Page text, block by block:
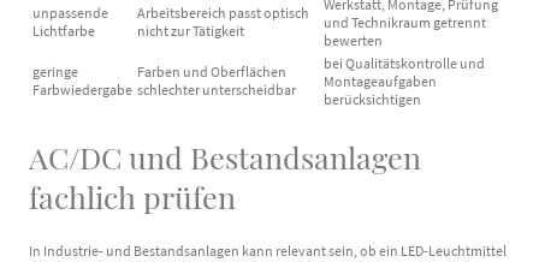
unpassende
Lichtfarbe
Arbeitsbereich passt optisch
nicht zur Tätigkeit
Werkstatt, Montage, Prüfung
und Technikraum getrennt
bewerten
geringe
Farbwiedergabe
Farben und Oberflächen
schlechter unterscheidbar
bei Qualitätskontrolle und
Montageaufgaben
berücksichtigen
AC/DC und Bestandsanlagen
fachlich prüfen
In Industrie- und Bestandsanlagen kann relevant sein, ob ein LED-Leuchtmittel